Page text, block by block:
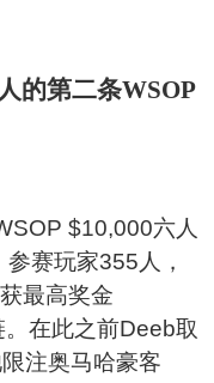
$10,000六人
赛玩家355人，
最高奖金
在此之前Deeb取
注奥马哈豪客